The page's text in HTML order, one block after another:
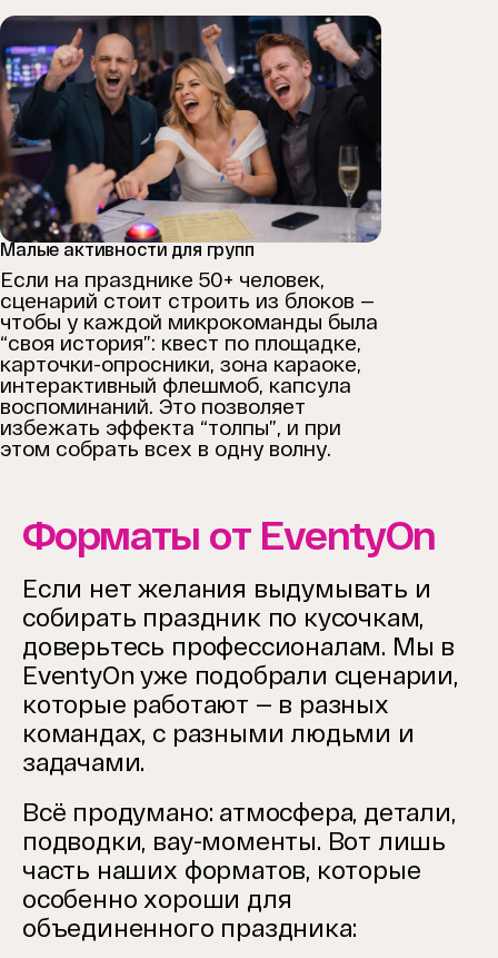
Малые активности для групп
Если на празднике 50+ человек,
сценарий стоит строить из блоков —
чтобы у каждой микрокоманды была
“своя история”: квест по площадке,
карточки-опросники, зона караоке,
интерактивный флешмоб, капсула
воспоминаний. Это позволяет
избежать эффекта “толпы”, и при
этом собрать всех в одну волну.
Форматы от EventyOn
Если нет желания выдумывать и
собирать праздник по кусочкам,
доверьтесь профессионалам. Мы в
EventyOn уже подобрали сценарии,
которые работают — в разных
командах, с разными людьми и
задачами.
Всё продумано: атмосфера, детали,
подводки, вау-моменты. Вот лишь
часть наших форматов, которые
особенно хороши для
объединенного праздника: